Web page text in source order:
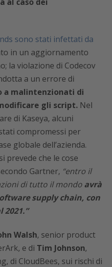
sono stati infettati da
in un aggiornamento
la violazione di Codecov
a un errore di
a malintenzionati di
gli script. Nel
di Kaseya, alcuni
compromessi per
globale dell’azienda.
prevede che le cose
Gartner, “entro il
di tutto il mondo avrà
supply chain, con
Walsh, senior product
e di Tim Johnson,
di CloudBees, sui rischi di